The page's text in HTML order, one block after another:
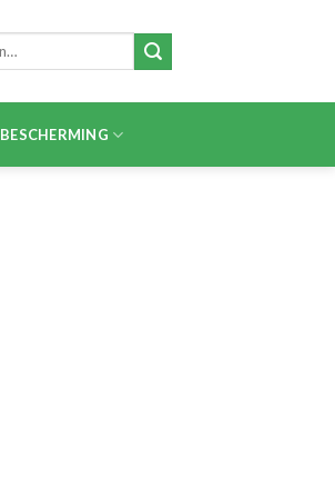
BESCHERMING